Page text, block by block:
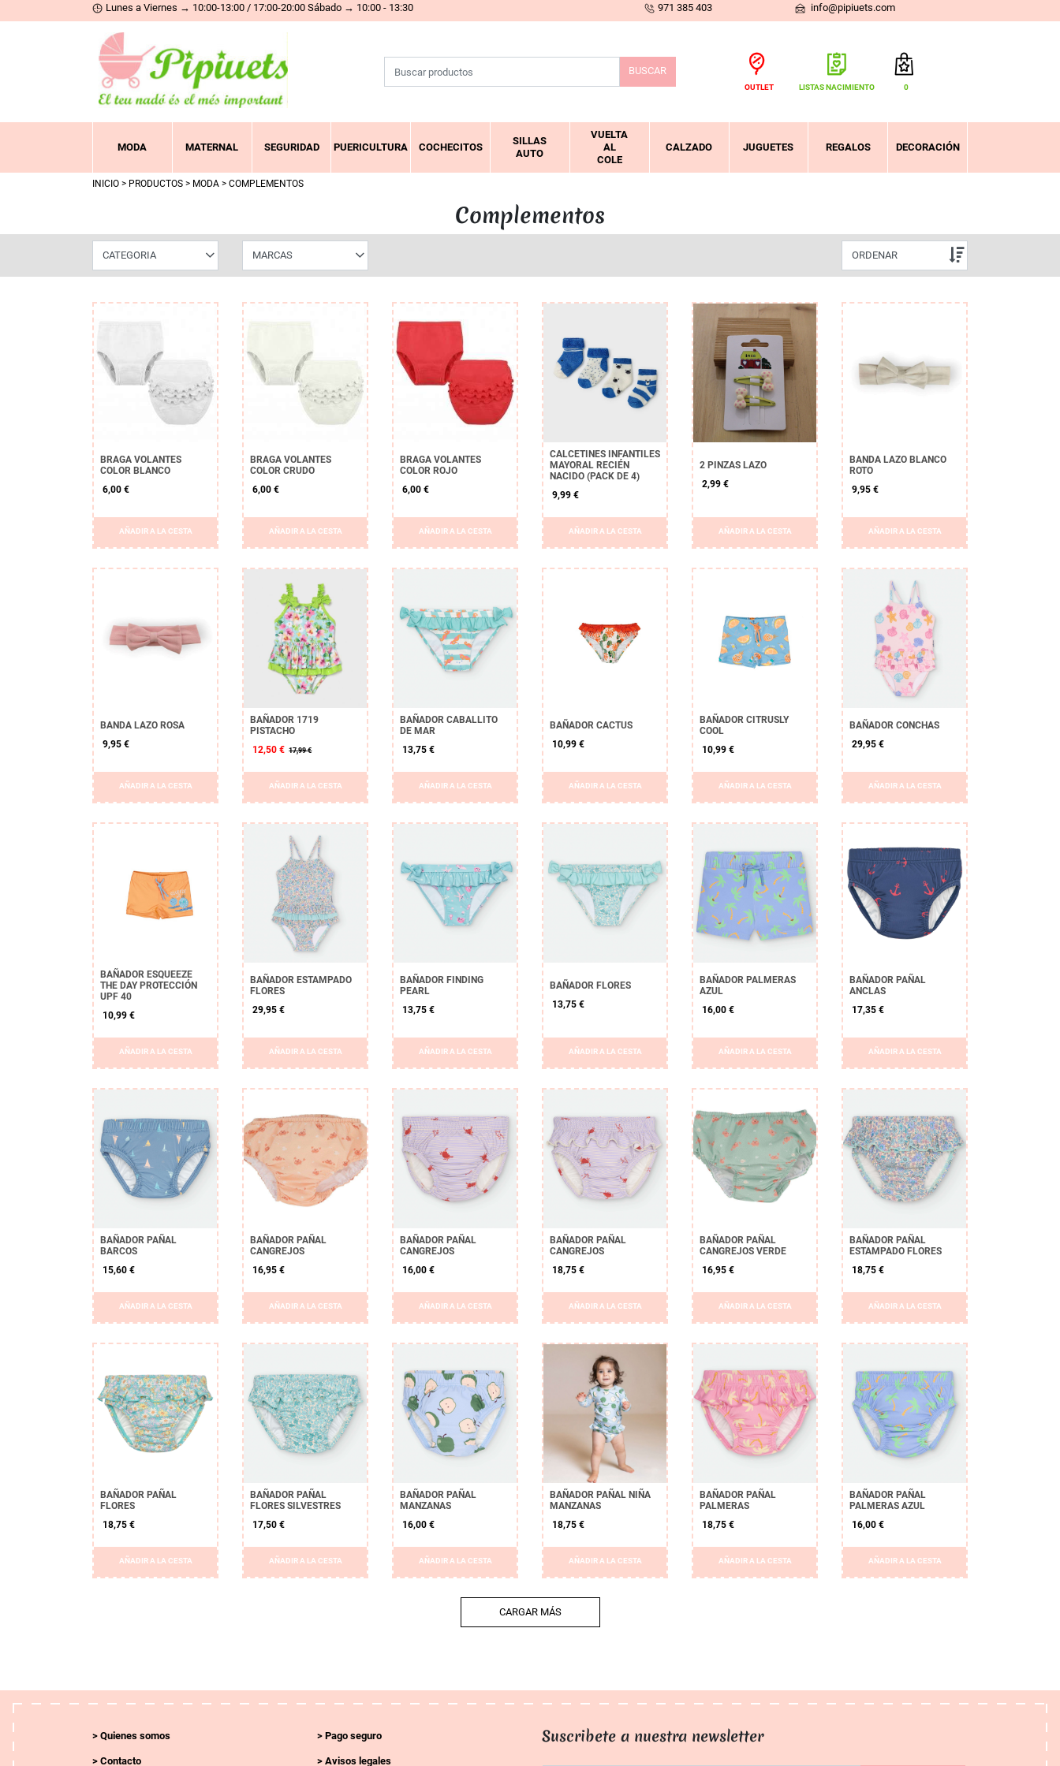
Lunes a Viernes → 10:00-13:00 / 17:00-20:00 Sábado → 10:00 - 13:30 971 385 403 info@pipiuets.com
BUSCAR
OUTLET LISTAS NACIMIENTO 0
VER CESTA
MODA MATERNAL SEGURIDAD PUERICULTURA COCHECITOS
SILLAS
AUTO
VUELTA
AL
COLE
CALZADO JUGUETES REGALOS DECORACIÓN
INICIO > PRODUCTOS > MODA > COMPLEMENTOS
Complementos
CATEGORIA
Borrar APLICAR
MARCAS ORDENAR
BRAGA VOLANTES
COLOR BLANCO
6,00 €
AÑADIR A LA CESTA
BRAGA VOLANTES
COLOR CRUDO
6,00 €
AÑADIR A LA CESTA
BRAGA VOLANTES
COLOR ROJO
6,00 €
AÑADIR A LA CESTA
CALCETINES INFANTILES
MAYORAL RECIÉN
NACIDO (PACK DE 4)
9,99 €
AÑADIR A LA CESTA
2 PINZAS LAZO
2,99 €
AÑADIR A LA CESTA
BANDA LAZO BLANCO
ROTO
9,95 €
AÑADIR A LA CESTA
BANDA LAZO ROSA
9,95 €
AÑADIR A LA CESTA
BAÑADOR 1719
PISTACHO
12,50 € 17,99 €
AÑADIR A LA CESTA
BAÑADOR CABALLITO
DE MAR
13,75 €
AÑADIR A LA CESTA
BAÑADOR CACTUS
10,99 €
AÑADIR A LA CESTA
BAÑADOR CITRUSLY
COOL
10,99 €
AÑADIR A LA CESTA
BAÑADOR CONCHAS
29,95 €
AÑADIR A LA CESTA
BAÑADOR ESQUEEZE
THE DAY PROTECCIÓN
UPF 40
10,99 €
AÑADIR A LA CESTA
BAÑADOR ESTAMPADO
FLORES
29,95 €
AÑADIR A LA CESTA
BAÑADOR FINDING
PEARL
13,75 €
AÑADIR A LA CESTA
BAÑADOR FLORES
13,75 €
AÑADIR A LA CESTA
BAÑADOR PALMERAS
AZUL
16,00 €
AÑADIR A LA CESTA
BAÑADOR PAÑAL
ANCLAS
17,35 €
AÑADIR A LA CESTA
BAÑADOR PAÑAL
BARCOS
15,60 €
AÑADIR A LA CESTA
BAÑADOR PAÑAL
CANGREJOS
16,95 €
AÑADIR A LA CESTA
BAÑADOR PAÑAL
CANGREJOS
16,00 €
AÑADIR A LA CESTA
BAÑADOR PAÑAL
CANGREJOS
18,75 €
AÑADIR A LA CESTA
BAÑADOR PAÑAL
CANGREJOS VERDE
16,95 €
AÑADIR A LA CESTA
BAÑADOR PAÑAL
ESTAMPADO FLORES
18,75 €
AÑADIR A LA CESTA
BAÑADOR PAÑAL
FLORES
18,75 €
AÑADIR A LA CESTA
BAÑADOR PAÑAL
FLORES SILVESTRES
17,50 €
AÑADIR A LA CESTA
BAÑADOR PAÑAL
MANZANAS
16,00 €
AÑADIR A LA CESTA
BAÑADOR PAÑAL NIÑA
MANZANAS
18,75 €
AÑADIR A LA CESTA
BAÑADOR PAÑAL
PALMERAS
18,75 €
AÑADIR A LA CESTA
BAÑADOR PAÑAL
PALMERAS AZUL
16,00 €
AÑADIR A LA CESTA
CARGAR MÁS
Quienes somos
Contacto
Pago seguro
Avisos legales
Suscribete a nuestra newsletter